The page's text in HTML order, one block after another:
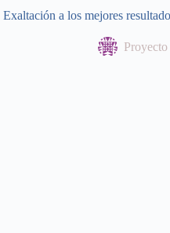
Exaltación a los mejores